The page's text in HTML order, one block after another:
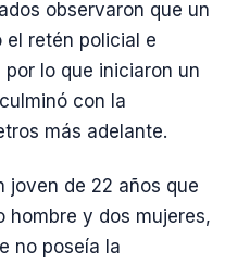
observaron que un
retén policial e
lo que iniciaron un
con la
más adelante.
joven de 22 años que
hombre y dos mujeres,
no poseía la